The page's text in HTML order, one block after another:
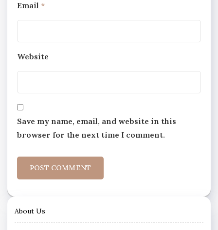
Email *
Website
Save my name, email, and website in this
browser for the next time I comment.
About Us